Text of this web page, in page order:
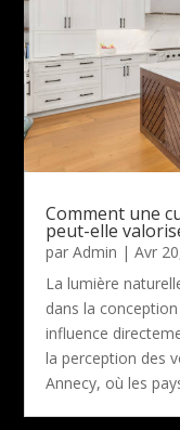
Comment une
peut-elle
parAdmin |Avr
La lumière
dans la conception
influence
la perception des
Annecy, où les